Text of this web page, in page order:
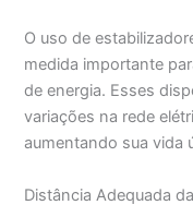
O uso de
medida importante
de energia. Esses
variações na rede
aumentando sua vida
Distância Adequada